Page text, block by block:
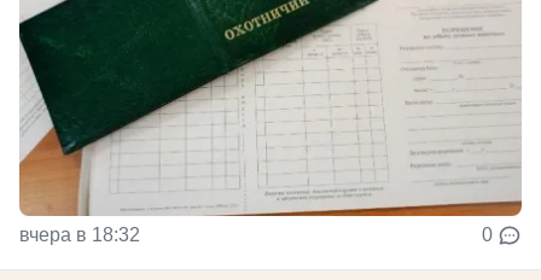
вчера в 18:32 0